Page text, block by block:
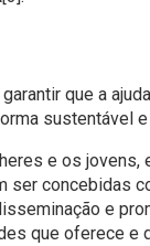
que a
sustentável
e os
concebidas
e
que oferece e